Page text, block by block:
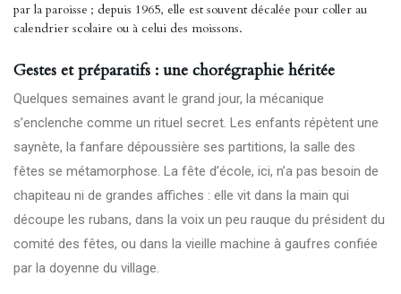
par la paroisse ; depuis 1965, elle est souvent décalée pour coller au
calendrier scolaire ou à celui des moissons.
Gestes et préparatifs : une chorégraphie héritée
Quelques semaines avant le grand jour, la mécanique
s’enclenche comme un rituel secret. Les enfants répètent une
saynète, la fanfare dépoussière ses partitions, la salle des
fêtes se métamorphose. La fête d’école, ici, n’a pas besoin de
chapiteau ni de grandes affiches : elle vit dans la main qui
découpe les rubans, dans la voix un peu rauque du président du
comité des fêtes, ou dans la vieille machine à gaufres confiée
par la doyenne du village.